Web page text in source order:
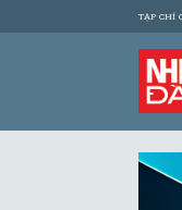
TẠP CHÍ